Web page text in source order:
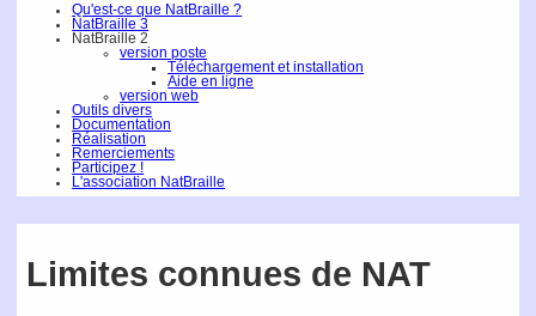
Qu'est-ce que NatBraille ?
NatBraille 3
NatBraille 2
version poste
Téléchargement et installation
Aide en ligne
version web
Outils divers
Documentation
Réalisation
Remerciements
Participez !
L'association NatBraille
Limites connues de NAT